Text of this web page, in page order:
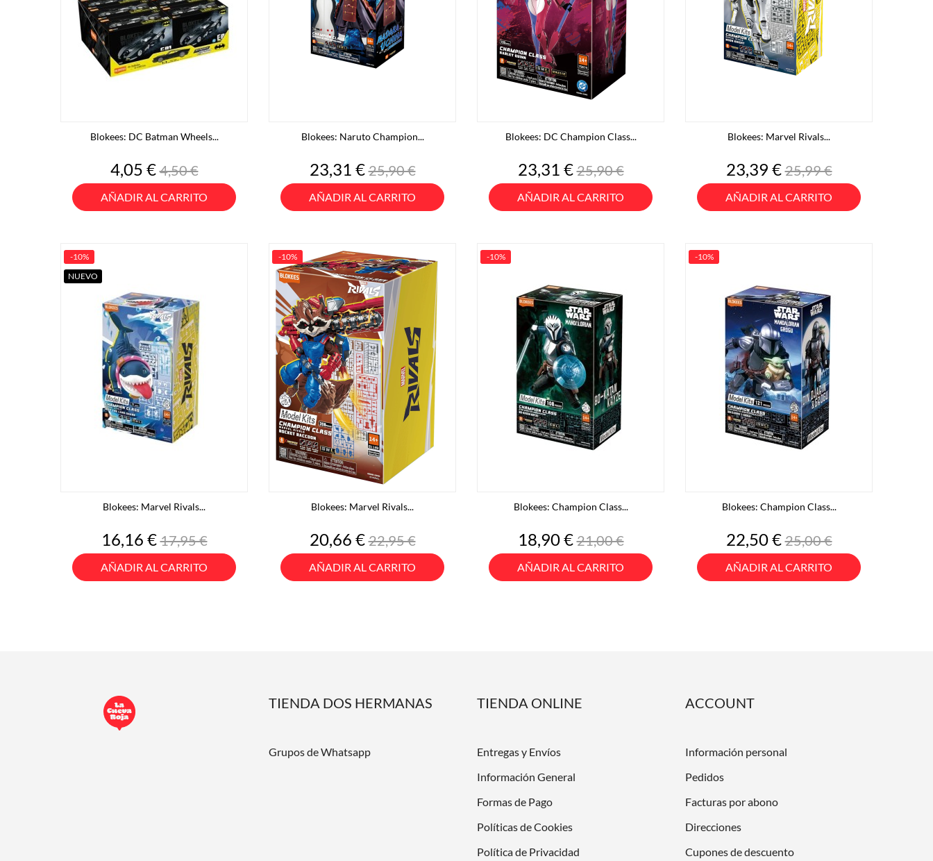
Blokees: DC Batman Wheels...
Precio
4,05 €Precio
base
4,50 €
AÑADIR AL CARRITO
Blokees: Naruto Champion...
Precio
23,31 €Precio
base
25,90 €
AÑADIR AL CARRITO
Blokees: DC Champion Class...
Precio
23,31 €Precio
base
25,90 €
AÑADIR AL CARRITO
Blokees: Marvel Rivals...
Precio
23,39 €Precio
base
25,99 €
AÑADIR AL CARRITO
Blokees: Marvel Rivals...
Precio
16,16 €Precio
base
17,95 €
AÑADIR AL CARRITO
-10%
NUEVO
Blokees: Marvel Rivals...
Precio
20,66 €Precio
base
22,95 €
AÑADIR AL CARRITO
-10%
Blokees: Champion Class...
Precio
18,90 €Precio
base
21,00 €
AÑADIR AL CARRITO
-10%
Blokees: Champion Class...
Precio
22,50 €Precio
base
25,00 €
AÑADIR AL CARRITO
-10%
TIENDA DOS HERMANAS
Grupos de Whatsapp
TIENDA ONLINE
Entregas y Envíos
Información General
Formas de Pago
Políticas de Cookies
Política de Privacidad
ACCOUNT
Información personal
Pedidos
Facturas por abono
Direcciones
Cupones de descuento